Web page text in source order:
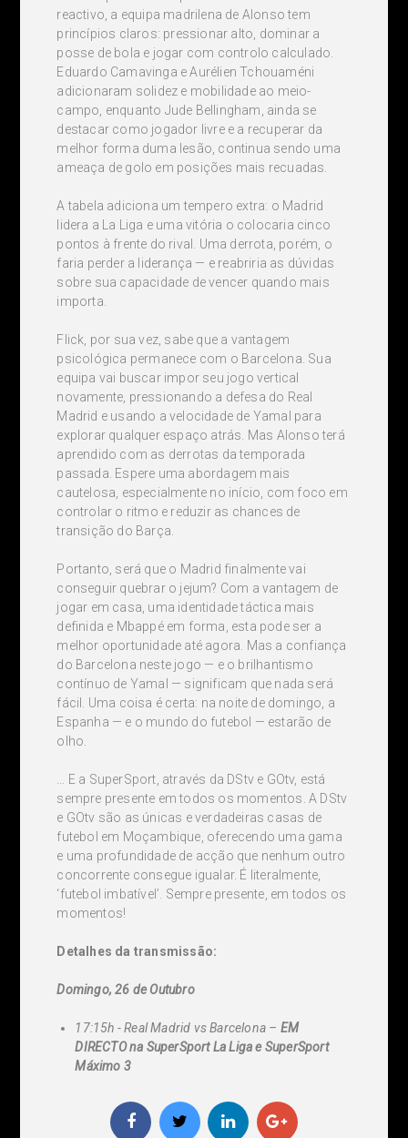
reactivo, a equipa madrilena de Alonso tem
princípios claros: pressionar alto, dominar a
posse de bola e jogar com controlo calculado.
Eduardo Camavinga e Aurélien Tchouaméni
adicionaram solidez e mobilidade ao meio-
campo, enquanto Jude Bellingham, ainda se
destacar como jogador livre e a recuperar da
melhor forma duma lesão, continua sendo uma
ameaça de golo em posições mais recuadas.
A tabela adiciona um tempero extra: o Madrid
lidera a La Liga e uma vitória o colocaria cinco
pontos à frente do rival. Uma derrota, porém, o
faria perder a liderança — e reabriria as dúvidas
sobre sua capacidade de vencer quando mais
importa.
Flick, por sua vez, sabe que a vantagem
psicológica permanece com o Barcelona. Sua
equipa vai buscar impor seu jogo vertical
novamente, pressionando a defesa do Real
Madrid e usando a velocidade de Yamal para
explorar qualquer espaço atrás. Mas Alonso terá
aprendido com as derrotas da temporada
passada. Espere uma abordagem mais
cautelosa, especialmente no início, com foco em
controlar o ritmo e reduzir as chances de
transição do Barça.
Portanto, será que o Madrid finalmente vai
conseguir quebrar o jejum? Com ​​a vantagem de
jogar em casa, uma identidade táctica mais
definida e Mbappé em forma, esta pode ser a
melhor oportunidade até agora. Mas a confiança
do Barcelona neste jogo — e o brilhantismo
contínuo de Yamal — significam que nada será
fácil. Uma coisa é certa: na noite de domingo, a
Espanha — e o mundo do futebol — estarão de
olho.
… E a SuperSport, através da DStv e GOtv, está
sempre presente em todos os momentos. A DStv
e GOtv são as únicas e verdadeiras casas de
futebol em Moçambique, oferecendo uma gama
e uma profundidade de acção que nenhum outro
concorrente consegue igualar. É literalmente,
‘futebol imbatível’. Sempre presente, em todos os
momentos!
Detalhes da transmissão:
Domingo, 26 de Outubro
17:15h - Real Madrid vs Barcelona – EM
DIRECTOna SuperSport La Liga e SuperSport
Máximo 3